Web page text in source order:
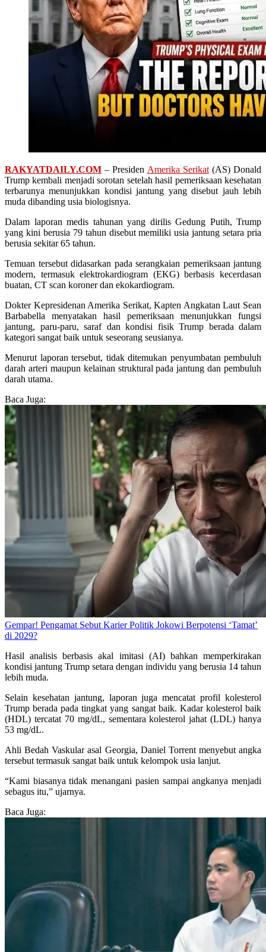
RAKYATDAILY.COM – Presiden Amerika Serikat(AS) Donald
Trump kembali menjadi sorotan setelah hasil pemeriksaan kesehatan
terbarunya menunjukkan kondisi jantung yang disebut jauh lebih
muda dibanding usia biologisnya.
Dalam laporan medis tahunan yang dirilis Gedung Putih, Trump
yang kini berusia 79 tahun disebut memiliki usia jantung setara pria
berusia sekitar 65 tahun.
Temuan tersebut didasarkan pada serangkaian pemeriksaan jantung
modern, termasuk elektrokardiogram (EKG) berbasis kecerdasan
buatan, CT scan koroner dan ekokardiogram.
Dokter Kepresidenan Amerika Serikat, Kapten Angkatan Laut Sean
Barbabella menyatakan hasil pemeriksaan menunjukkan fungsi
jantung, paru-paru, saraf dan kondisi fisik Trump berada dalam
kategori sangat baik untuk seseorang seusianya.
Menurut laporan tersebut, tidak ditemukan penyumbatan pembuluh
darah arteri maupun kelainan struktural pada jantung dan pembuluh
darah utama.
Baca Juga:
Gempar! Pengamat Sebut Karier Politik Jokowi Berpotensi ‘Tamat’
di 2029?
Hasil analisis berbasis akal imitasi (AI) bahkan memperkirakan
kondisi jantung Trump setara dengan individu yang berusia 14 tahun
lebih muda.
Selain kesehatan jantung, laporan juga mencatat profil kolesterol
Trump berada pada tingkat yang sangat baik. Kadar kolesterol baik
(HDL) tercatat 70 mg/dL, sementara kolesterol jahat (LDL) hanya
53 mg/dL.
Ahli Bedah Vaskular asal Georgia, Daniel Torrent menyebut angka
tersebut termasuk sangat baik untuk kelompok usia lanjut.
“Kami biasanya tidak menangani pasien sampai angkanya menjadi
sebagus itu,” ujarnya.
Baca Juga: